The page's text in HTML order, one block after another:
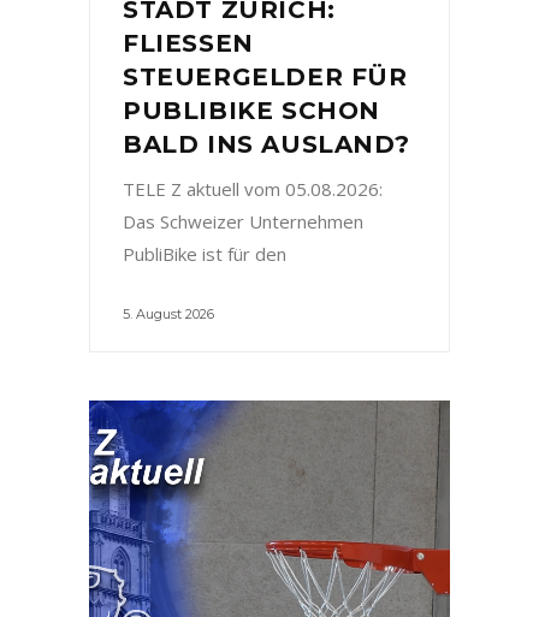
STADT ZÜRICH:
FLIESSEN
STEUERGELDER FÜR
PUBLIBIKE SCHON
BALD INS AUSLAND?
TELE Z aktuell vom 05.08.2026:
Das Schweizer Unternehmen
PubliBike ist für den
5. August 2026